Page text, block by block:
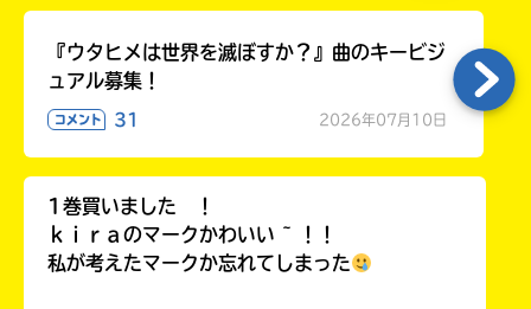
『ウタヒメは世界を滅ぼすか？』曲のキービジ
ュアル募集！
コメント 31 2026年07月10日
1巻買いました ！
ｋｉｒａのマークかわいい ~ ！！
私が考えたマークか忘れてしまった
い
え
も
確
て
み